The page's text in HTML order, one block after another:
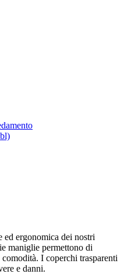
ed ergonomica dei nostri
maniglie permettono di
I coperchi trasparenti
e danni.